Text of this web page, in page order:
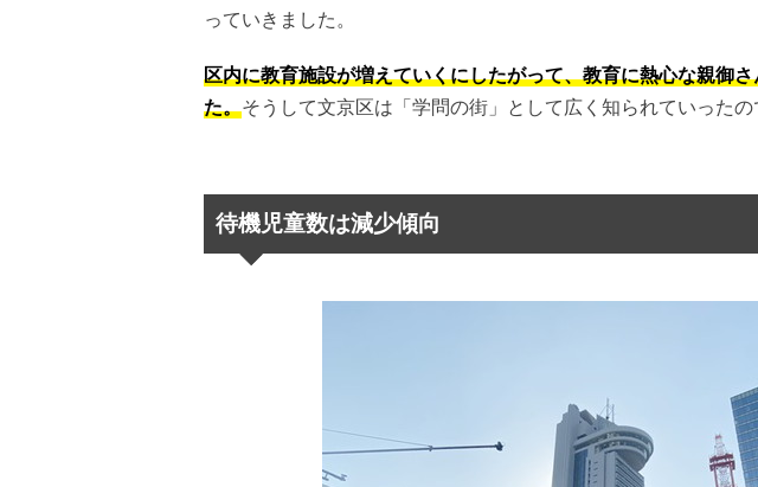
っていきました。
区内に教育施設が増えていくにしたがって、教育に熱心な親御
た。そうして文京区は「学問の街」として広く知られていったの
待機児童数は減少傾向